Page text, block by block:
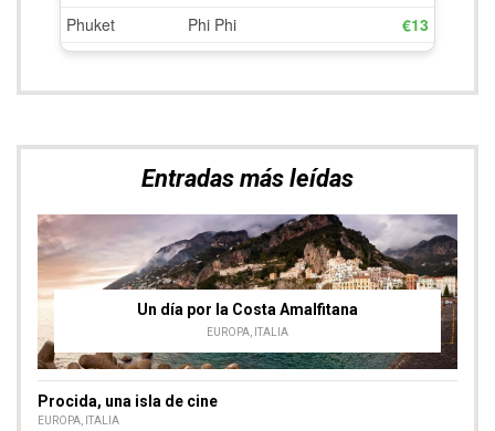
Entradas más leídas
Un día por la Costa Amalfitana
EUROPA ITALIA
Procida, una isla de cine
EUROPA ITALIA